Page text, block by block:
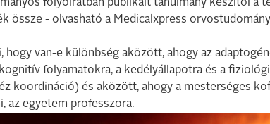
folyóiratban publikált tanulmány készítői a
össze - olvasható a Medicalxpress
hogy van-e különbség aközött, ahogy az
folyamatokra, a kedélyállapotra és a
koordináció) és aközött, ahogy a mesterséges
az egyetem professzora.